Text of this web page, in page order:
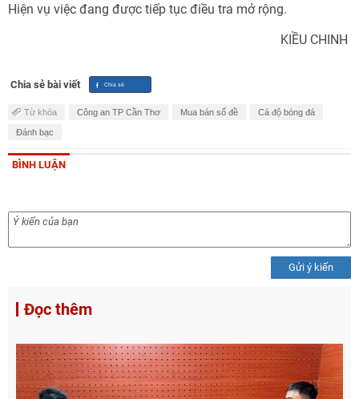
Hiện vụ việc đang được tiếp tục điều tra mở rộng.
KIỀU CHINH
Chia sẻ bài viết
Từ khóa Công an TP Cần Thơ Mua bán số đề Cá độ bóng đá
Đánh bạc
BÌNH LUẬN
Gửi ý kiến
Đọc thêm